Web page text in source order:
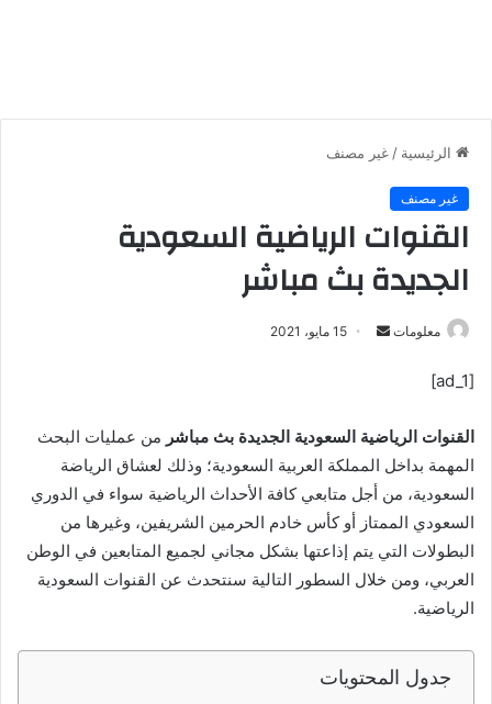
الرئيسية / غير مصنف
غير مصنف
القنوات الرياضية السعودية
الجديدة بث مباشر
معلومات
ب
ر
ي
د
إ
ت
ر
15 مايو، 2021
[ad_1]
القنوات الرياضية السعودية الجديدة بث مباشر من عمليات البحث
المهمة بداخل المملكة العربية السعودية؛ وذلك لعشاق الرياضة
السعودية، من أجل متابعي كافة الأحداث الرياضية سواء في الدوري
السعودي الممتاز أو كأس خادم الحرمين الشريفين، وغيرها من
البطولات التي يتم إذاعتها بشكل مجاني لجميع المتابعين في الوطن
العربي، ومن خلال السطور التالية سنتحدث عن القنوات السعودية
الرياضية.
جدول المحتويات